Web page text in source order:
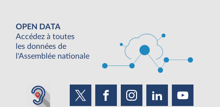
OPEN DATA
Accédez à toutes
les données de
l'Assemblée nationale